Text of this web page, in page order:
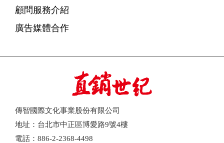
顧問服務介紹
廣告媒體合作
傳智國際文化事業股份有限公司
地址：台北市中正區博愛路9號4樓
電話：886-2-2368-4498